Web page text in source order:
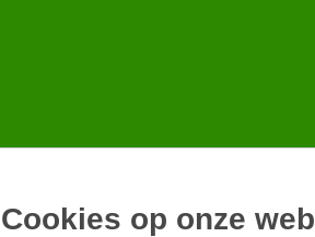
Cookies op onze